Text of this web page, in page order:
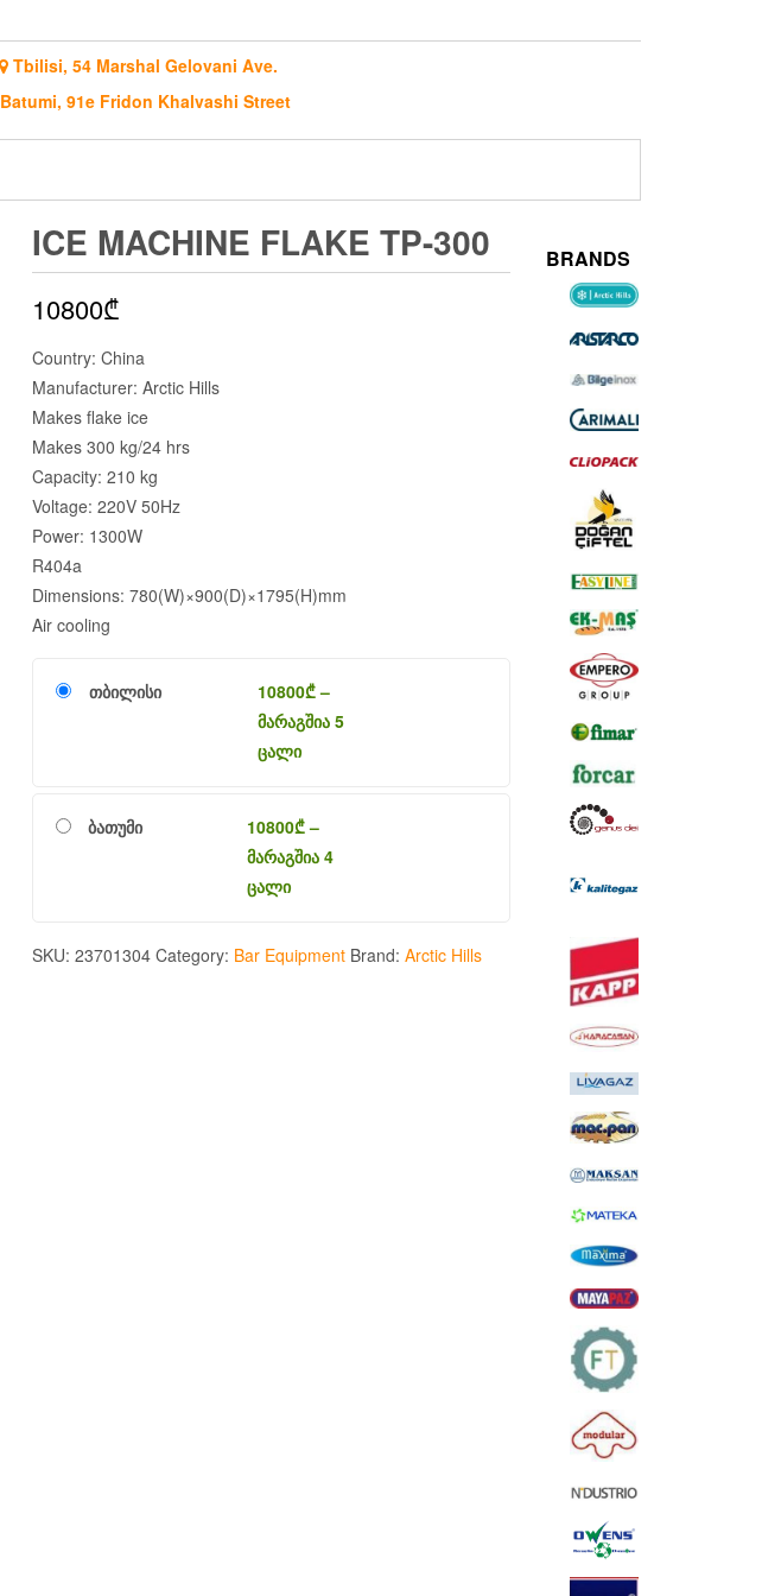
Tbilisi, 54 Marshal Gelovani Ave.
Batumi, 91e Fridon Khalvashi Street
ICE MACHINE FLAKE TP-300
10800₾
Country: China
Manufacturer: Arctic Hills
Makes flake ice
Makes 300 kg/24 hrs
Capacity: 210 kg
Voltage: 220V 50Hz
Power: 1300W
R404a
Dimensions: 780(W)×900(D)×1795(H)mm
Air cooling
თბილისი 10800₾–
მარაგშია 5
ცალი
ბათუმი 10800₾–
მარაგშია 4
ცალი
SKU: 23701304 Category: Bar Equipment Brand: Arctic Hills
BRANDS